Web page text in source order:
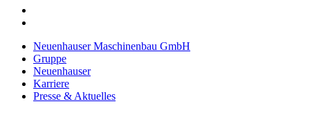
Neuenhauser Maschinenbau GmbH
Gruppe
Neuenhauser
Karriere
Presse & Aktuelles